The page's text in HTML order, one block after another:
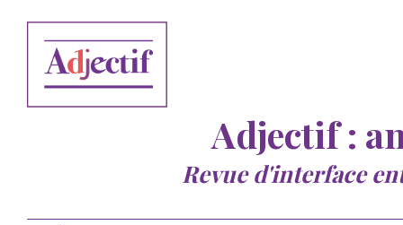
Adjectif :
Revue d'interface